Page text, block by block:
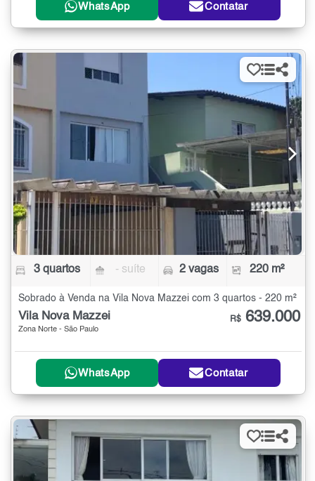
WhatsApp Contatar
3 quartos - suíte 2 vagas 220 m²
Sobrado à Venda na Vila Nova Mazzei com 3 quartos - 220 m²
Vila Nova Mazzei
Zona Norte - São Paulo
R$ 639.000
WhatsApp Contatar